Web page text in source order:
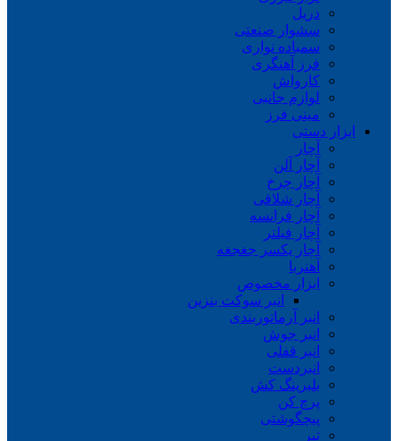
دریل
سشوار صنعتی
سمباده نواری
فرز آهنگری
کارواش
لوازم جانبی
مینی فرز
ابزار دستی
آچار
آچار آلن
آچار چرخ
آچار شلاقی
آچار فرانسه
آچار فیلتر
آچار یکسر جغجغه
آهنربا
ابزار مخصوص
انبر سوکت بنزین
انبر آرماتوربندی
انبر جوش
انبر قفلی
انبردست
بلبرینگ کش
پرچ کن
پیچگوشتی
تبر